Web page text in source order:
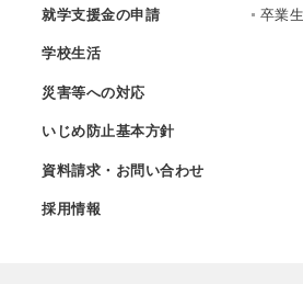
就学支援金の申請
学校生活
災害等への対応
いじめ防止基本方針
資料請求・お問い合わせ
採用情報
卒業